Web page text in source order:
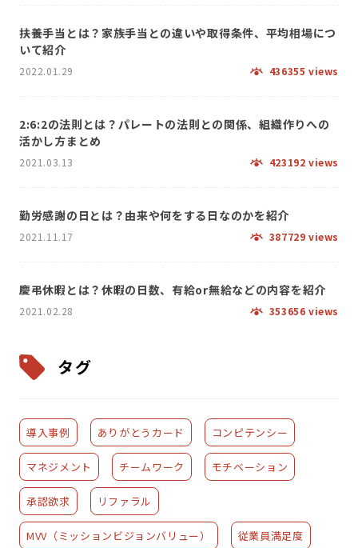
扶養手当とは？家族手当との違いや取得条件、平均相場につ
いて紹介
2022.01.29 436355 views
2:6:2の法則とは？パレートの法則との関係、組織作りへの
活かし方まとめ
2021.03.13 423192 views
勤労感謝の日とは？由来や何をする日なのかを紹介
2021.11.17 387729 views
慶弔休暇とは？休暇の日数、有給or無給などの内容を紹介
2021.02.28 353656 views
タグ
導入事例 ありがとうカード コンピテンシー
マネジメント チームワーク モチベーション
承認欲求 リファラル
MVV（ミッションビジョンバリュー） 従業員満足度